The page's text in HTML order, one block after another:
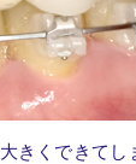
大きくできてし